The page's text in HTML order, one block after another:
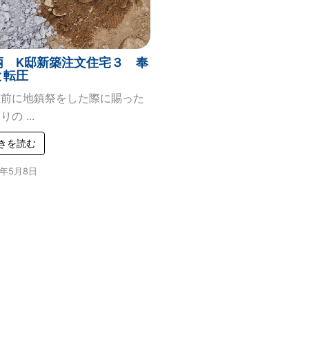
K邸新築注文住宅３ 奉
転圧
に地鎮祭をした際に賜った
の ...
を読む
5月8日